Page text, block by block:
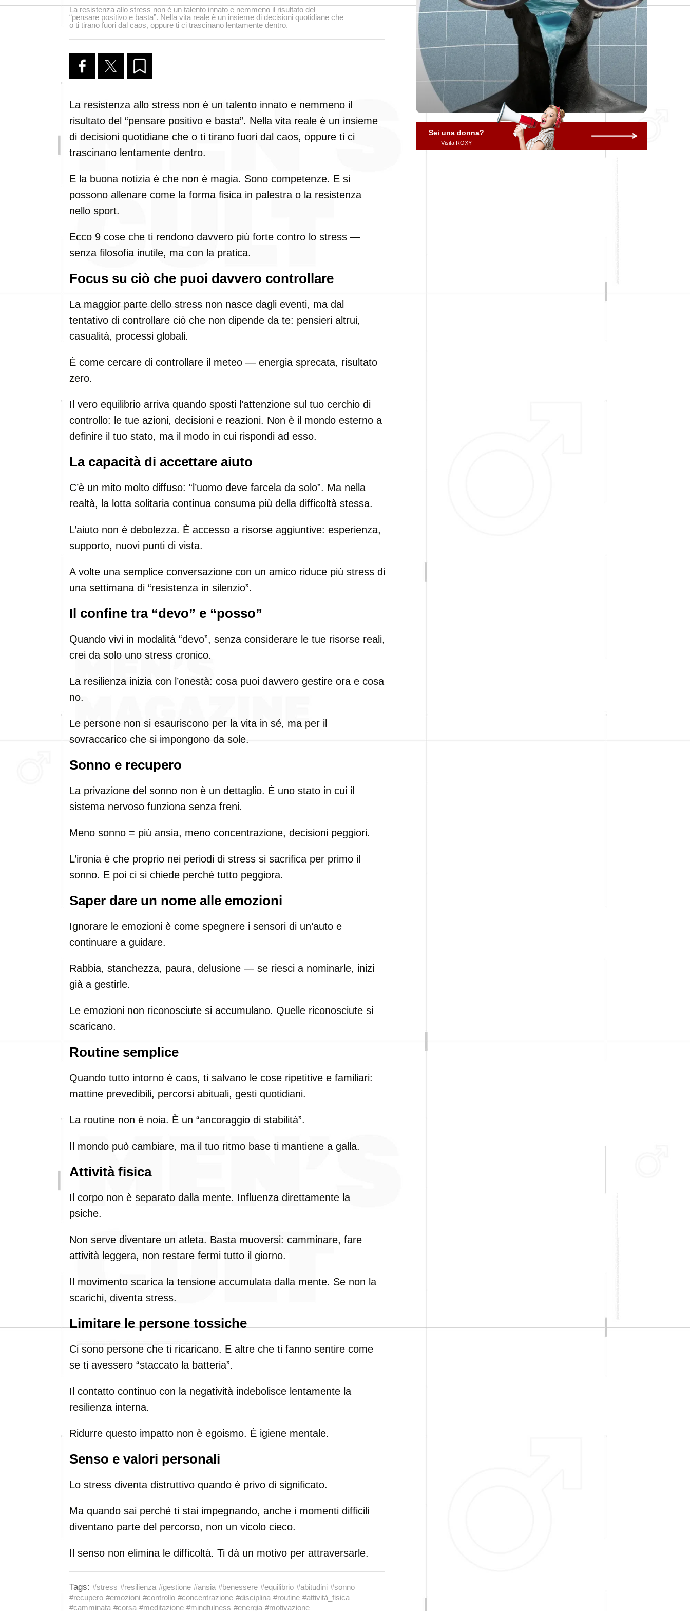
La resistenza allo stress non è un talento innato e nemmeno il risultato del
“pensare positivo e basta”. Nella vita reale è un insieme di decisioni quotidiane che
o ti tirano fuori dal caos, oppure ti ci trascinano lentamente dentro.
La resistenza allo stress non è un talento innato e nemmeno il
risultato del “pensare positivo e basta”. Nella vita reale è un insieme
di decisioni quotidiane che o ti tirano fuori dal caos, oppure ti ci
trascinano lentamente dentro.
E la buona notizia è che non è magia. Sono competenze. E si
possono allenare come la forma fisica in palestra o la resistenza
nello sport.
Ecco 9 cose che ti rendono davvero più forte contro lo stress —
senza filosofia inutile, ma con la pratica.
Focus su ciò che puoi davvero controllare
La maggior parte dello stress non nasce dagli eventi, ma dal
tentativo di controllare ciò che non dipende da te: pensieri altrui,
casualità, processi globali.
È come cercare di controllare il meteo — energia sprecata, risultato
zero.
Il vero equilibrio arriva quando sposti l’attenzione sul tuo cerchio di
controllo: le tue azioni, decisioni e reazioni. Non è il mondo esterno a
definire il tuo stato, ma il modo in cui rispondi ad esso.
La capacità di accettare aiuto
C’è un mito molto diffuso: “l’uomo deve farcela da solo”. Ma nella
realtà, la lotta solitaria continua consuma più della difficoltà stessa.
L’aiuto non è debolezza. È accesso a risorse aggiuntive: esperienza,
supporto, nuovi punti di vista.
A volte una semplice conversazione con un amico riduce più stress di
una settimana di “resistenza in silenzio”.
Il confine tra “devo” e “posso”
Quando vivi in modalità “devo”, senza considerare le tue risorse reali,
crei da solo uno stress cronico.
La resilienza inizia con l’onestà: cosa puoi davvero gestire ora e cosa
no.
Le persone non si esauriscono per la vita in sé, ma per il
sovraccarico che si impongono da sole.
Sonno e recupero
La privazione del sonno non è un dettaglio. È uno stato in cui il
sistema nervoso funziona senza freni.
Meno sonno = più ansia, meno concentrazione, decisioni peggiori.
L’ironia è che proprio nei periodi di stress si sacrifica per primo il
sonno. E poi ci si chiede perché tutto peggiora.
Saper dare un nome alle emozioni
Ignorare le emozioni è come spegnere i sensori di un’auto e
continuare a guidare.
Rabbia, stanchezza, paura, delusione — se riesci a nominarle, inizi
già a gestirle.
Le emozioni non riconosciute si accumulano. Quelle riconosciute si
scaricano.
Routine semplice
Quando tutto intorno è caos, ti salvano le cose ripetitive e familiari:
mattine prevedibili, percorsi abituali, gesti quotidiani.
La routine non è noia. È un “ancoraggio di stabilità”.
Il mondo può cambiare, ma il tuo ritmo base ti mantiene a galla.
Attività fisica
Il corpo non è separato dalla mente. Influenza direttamente la
psiche.
Non serve diventare un atleta. Basta muoversi: camminare, fare
attività leggera, non restare fermi tutto il giorno.
Il movimento scarica la tensione accumulata dalla mente. Se non la
scarichi, diventa stress.
Limitare le persone tossiche
Ci sono persone che ti ricaricano. E altre che ti fanno sentire come
se ti avessero “staccato la batteria”.
Il contatto continuo con la negatività indebolisce lentamente la
resilienza interna.
Ridurre questo impatto non è egoismo. È igiene mentale.
Senso e valori personali
Lo stress diventa distruttivo quando è privo di significato.
Ma quando sai perché ti stai impegnando, anche i momenti difficili
diventano parte del percorso, non un vicolo cieco.
Il senso non elimina le difficoltà. Ti dà un motivo per attraversarle.
Tags: #stress #resilienza #gestione #ansia #benessere #equilibrio #abitudini #sonno
#recupero #emozioni #controllo #concentrazione #disciplina #routine #attività_fisica
#camminata #corsa #meditazione #mindfulness #energia #motivazione
Sei una donna?
Visita ROXY